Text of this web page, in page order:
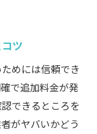
ツ
めには信頼でき
で追加料金が発
できるところを
がヤバいかどう